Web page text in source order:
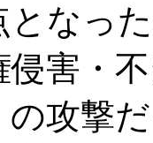
となっ
侵害・
の攻撃